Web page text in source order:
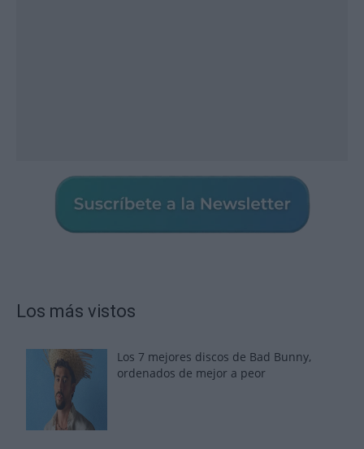
Los más vistos
Los 7 mejores discos de Bad Bunny,
ordenados de mejor a peor